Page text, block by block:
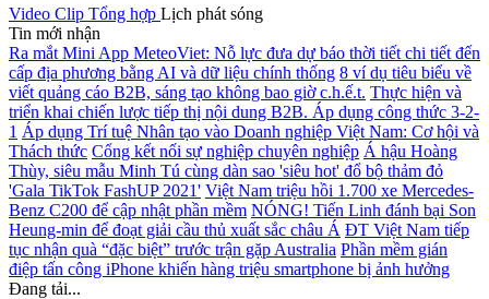
Video Clip Tổng hợp Lịch phát sóng
Tin mới nhận
Ra mắt Mini App MeteoViet: Nỗ lực đưa dự báo thời tiết chi tiết đến
cấp địa phương bằng AI và dữ liệu chính thống 8 ví dụ tiêu biểu về
viết quảng cáo B2B, sáng tạo không bao giờ c.h.ế.t. Thực hiện và
triển khai chiến lược tiếp thị nội dung B2B. Áp dụng công thức 3-2-
1 Áp dụng Trí tuệ Nhân tạo vào Doanh nghiệp Việt Nam: Cơ hội và
Thách thức Cổng kết nối sự nghiệp chuyên nghiệp Á hậu Hoàng
Thùy, siêu mẫu Minh Tú cùng dàn sao 'siêu hot' đổ bộ thảm đỏ
'Gala TikTok FashUP 2021' Việt Nam triệu hồi 1.700 xe Mercedes-
Benz C200 để cập nhật phần mềm NÓNG! Tiến Linh đánh bại Son
Heung-min để đoạt giải cầu thủ xuất sắc châu Á ĐT Việt Nam tiếp
tục nhận quà “đặc biệt” trước trận gặp Australia Phần mềm gián
điệp tấn công iPhone khiến hàng triệu smartphone bị ảnh hưởng
Đang tải...